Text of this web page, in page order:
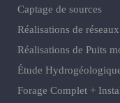
Captage de sources
Réalisations de
Réalisations de Puits
Étude
Forage Complet +